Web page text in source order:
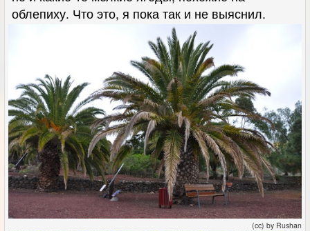
облепиху. Что это, я пока так и не выяснил.
(cc) by Rushan